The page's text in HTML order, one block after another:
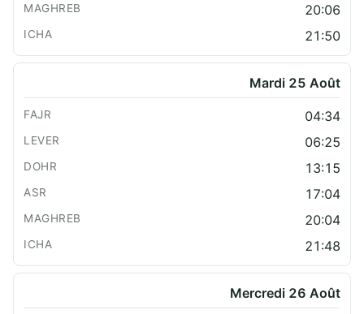
20:06
21:50
Mardi 25 Août
04:34
06:25
13:15
17:04
20:04
21:48
Mercredi 26 Août